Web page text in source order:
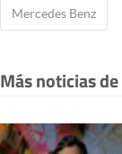
Mercedes Benz
Más noticias de